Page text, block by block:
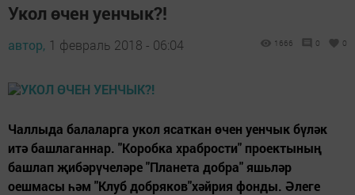
Укол өчен уенчык?!
автор, 1 февраль 2018 - 06:04 1666 0 0
Чаллыда балаларга укол ясаткан өчен уенчык бүләк
итә башлаганнар. "Коробка храбрости" проектының
башлап җибәрүчеләре "Планета добра" яшьләр
оешмасы һәм "Клуб добряков"хәйрия фонды. Әлеге